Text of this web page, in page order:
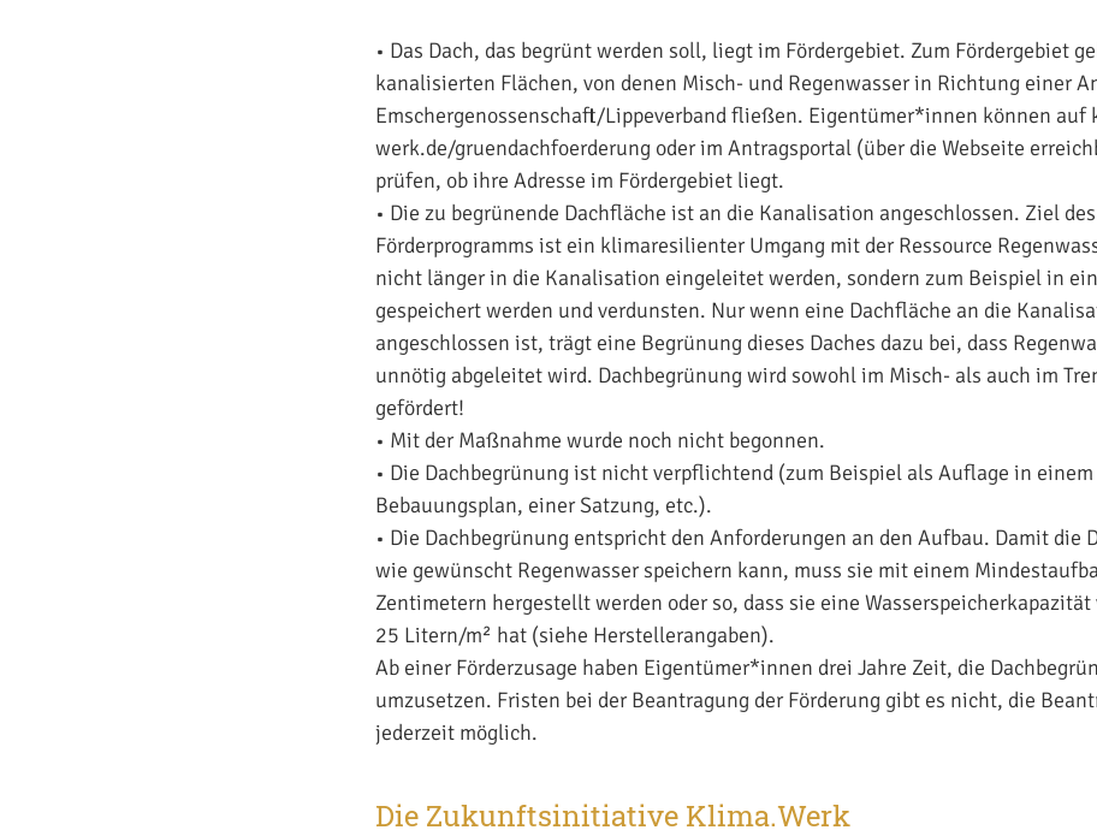
• Das Dach, das begrünt werden soll, liegt im Fördergebiet. Zum Fördergebiet
kanalisierten Flächen, von denen Misch- und Regenwasser in Richtung einer
Emschergenossenschaft/Lippeverband fließen. Eigentümer*innen können auf
werk.de/gruendachfoerderung oder im Antragsportal (über die Webseite
prüfen, ob ihre Adresse im Fördergebiet liegt.
• Die zu begrünende Dachfläche ist an die Kanalisation angeschlossen. Ziel des
Förderprogramms ist ein klimaresilienter Umgang mit der Ressource
nicht länger in die Kanalisation eingeleitet werden, sondern zum Beispiel in
gespeichert werden und verdunsten. Nur wenn eine Dachfläche an die
angeschlossen ist, trägt eine Begrünung dieses Daches dazu bei, dass
unnötig abgeleitet wird. Dachbegrünung wird sowohl im Misch- als auch im
gefördert!
• Mit der Maßnahme wurde noch nicht begonnen.
• Die Dachbegrünung ist nicht verpflichtend (zum Beispiel als Auflage in einem
Bebauungsplan, einer Satzung, etc.).
• Die Dachbegrünung entspricht den Anforderungen an den Aufbau. Damit die
wie gewünscht Regenwasser speichern kann, muss sie mit einem
Zentimetern hergestellt werden oder so, dass sie eine
25 Litern/m² hat (siehe Herstellerangaben).
Ab einer Förderzusage haben Eigentümer*innen drei Jahre Zeit, die
umzusetzen. Fristen bei der Beantragung der Förderung gibt es nicht, die
jederzeit möglich.
Die Zukunftsinitiative Klima.Werk